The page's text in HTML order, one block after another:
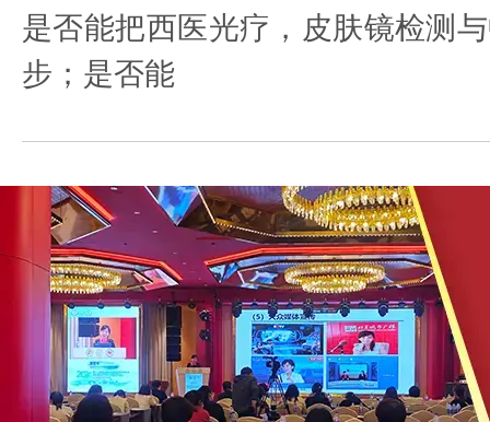
是否能把西医光疗，皮肤镜检测
步；是否能